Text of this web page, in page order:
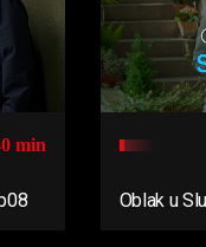
min
Oblak u